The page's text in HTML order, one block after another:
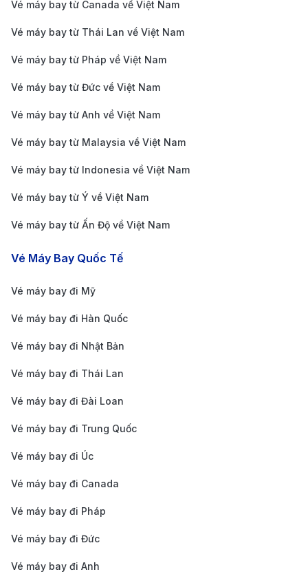
chuyến bay kết nối thuận tiện giữa Tokyo và Austin
thông qua các sân bay trung chuyển tại Mỹ.
Cathay Pacific:Xuất phát từ Hồng Kông, Cathay
Hãng được yêu thích bởi phong cách phục vụ tinh
tế, tiện nghi hiện đại và chất lượng dịch vụ ổn định.
Cập nhật giá vé máy bay đi Austin
Cập nhậtgiá vé máy bay đi Austin
lịch hoặc công tác tại thành phố năng động này của
bang Texas. Mức giá vé có thể thay đổi tùy theo thời
điểm đặt vé, hãng hàng không, hạng ghế và hành
dàng lựa chọn:
Giá vé máy bay đi Austin một chiều:
VND - 95.000.000 VND.
Giá vé máy bay đi Austin khứ hồi:
Bảng giá vé máy bay đi Austin của hãng
hàng không EVA Air cập nhật mới nhất
Chặng Bay
Vé máy bay từ Canada về Việt Nam
Vé máy bay từ Thái Lan về Việt Nam
Vé máy bay từ Pháp về Việt Nam
Vé máy bay từ Đức về Việt Nam
Vé máy bay từ Anh về Việt Nam
Vé máy bay từ Malaysia về Việt Nam
Vé máy bay từ Indonesia về Việt Nam
Vé máy bay từ Ý về Việt Nam
Vé máy bay từ Ấn Độ về Việt Nam
Vé Máy Bay Quốc Tế
Vé máy bay đi Mỹ
Vé máy bay đi Hàn Quốc
Vé máy bay đi Nhật Bản
Vé máy bay đi Thái Lan
Vé máy bay đi Đài Loan
Vé máy bay đi Trung Quốc
Vé máy bay đi Úc
Vé máy bay đi Canada
Vé máy bay đi Pháp
Vé máy bay đi Đức
Vé máy bay đi Anh